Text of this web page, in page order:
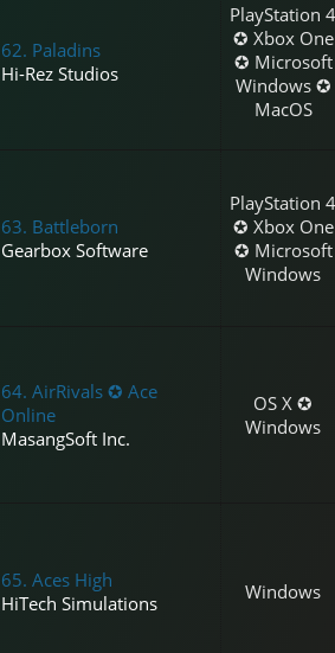
62. Paladins
Hi-Rez Studios
PlayStation 4
✪ Xbox One
✪ Microsoft
Windows ✪
MacOS
63. Battleborn
Gearbox Software
PlayStation 4
✪ Xbox One
✪ Microsoft
Windows
64. AirRivals ✪ Ace
Online
MasangSoft Inc.
OS X ✪
Windows
65. Aces High
HiTech Simulations
Windows